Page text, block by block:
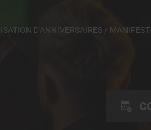
D'ANNIVERSAIRES /